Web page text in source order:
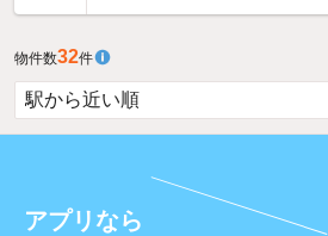
物件数32件
アプリなら